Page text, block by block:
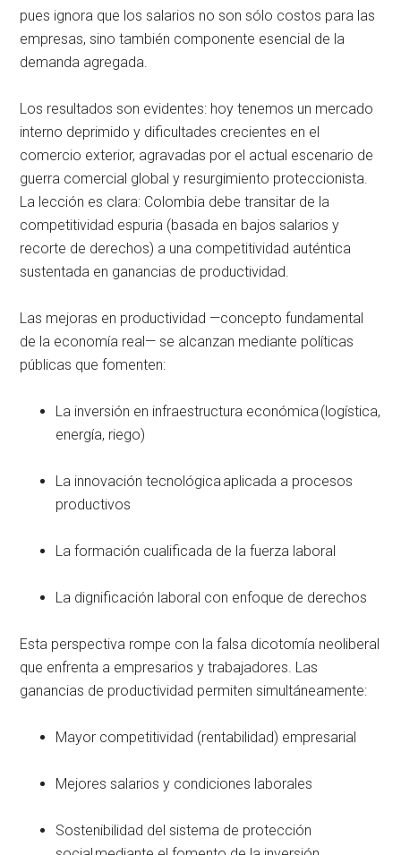
pues ignora que los salarios no son sólo costos para las
empresas, sino también componente esencial de la
demanda agregada.
Los resultados son evidentes: hoy tenemos un mercado
interno deprimido y dificultades crecientes en el
comercio exterior, agravadas por el actual escenario de
guerra comercial global y resurgimiento proteccionista.
La lección es clara: Colombia debe transitar de la
competitividad espuria (basada en bajos salarios y
recorte de derechos) a una competitividad auténtica
sustentada en ganancias de productividad.
Las mejoras en productividad —concepto fundamental
de la economía real— se alcanzan mediante políticas
públicas que fomenten:
La inversión en infraestructura económica (logística,
energía, riego)
La innovación tecnológica aplicada a procesos
productivos
La formación cualificada de la fuerza laboral
La dignificación laboral con enfoque de derechos
Esta perspectiva rompe con la falsa dicotomía neoliberal
que enfrenta a empresarios y trabajadores. Las
ganancias de productividad permiten simultáneamente:
Mayor competitividad (rentabilidad) empresarial
Mejores salarios y condiciones laborales
Sostenibilidad del sistema de protección